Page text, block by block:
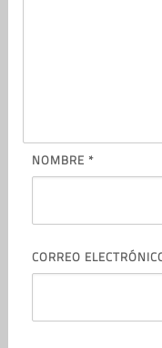
NOMBRE *
CORREO